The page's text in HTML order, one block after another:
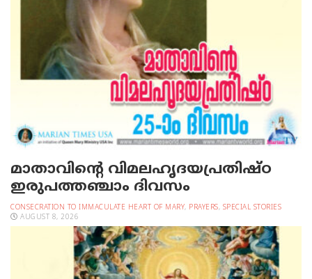
മാതാവിന്റെ വിമലഹൃദയപ്രതിഷ്ഠ
ഇരുപത്തഞ്ചാം ദിവസം
CONSECRATION TO IMMACULATE HEART OF MARY, PRAYERS, SPECIAL STORIES
AUGUST 8, 2026